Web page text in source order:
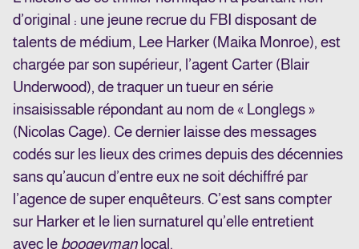
d’original : une jeune recrue du FBI disposant de
talents de médium, Lee Harker (Maika Monroe), est
chargée par son supérieur, l’agent Carter (Blair
Underwood), de traquer un tueur en série
insaisissable répondant au nom de « Longlegs »
(Nicolas Cage). Ce dernier laisse des messages
codés sur les lieux des crimes depuis des décennies
sans qu’aucun d’entre eux ne soit déchiffré par
l’agence de super enquêteurs. C’est sans compter
sur Harker et le lien surnaturel qu’elle entretient
avec le boogeymanlocal.